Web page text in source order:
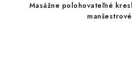
Masážne polohovateľné
manšestrové